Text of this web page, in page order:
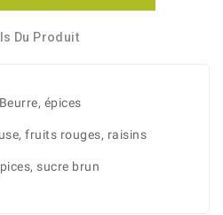
Du Produit
épices
fruits rouges, raisins
sucre brun